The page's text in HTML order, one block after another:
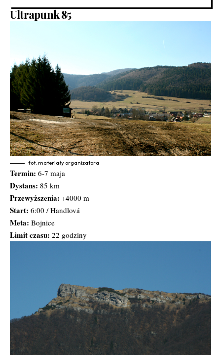
Ultrapunk 85
fot. materiały organizatora
Termin: 6-7 maja
Dystans: 85 km
Przewyższenia: +4000 m
Start: 6:00 / Handlová
Meta: Bojnice
Limit czasu: 22 godziny